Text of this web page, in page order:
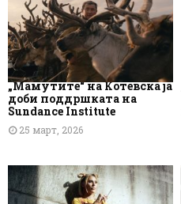
„Мамутите“ на Котевска ја
доби поддршката на
Sundance Institute
25 март, 2026